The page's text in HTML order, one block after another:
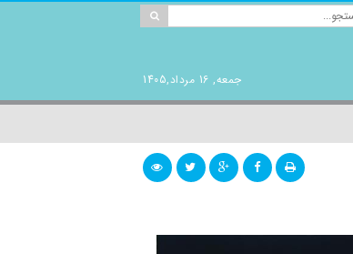
جمعه, 16 مرداد,1405